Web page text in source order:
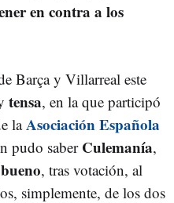
en contra a los
Barça y Villarreal este
tensa, en la que participó
laAsociación Española
pudo saber Culemanía,
, tras votación, al
simplemente, de los dos